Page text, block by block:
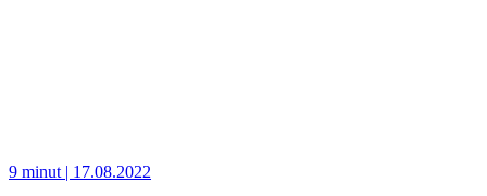
9 minut | 17.08.2022